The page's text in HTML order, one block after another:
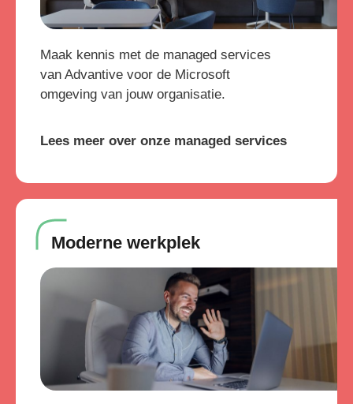
Maak kennis met de managed services
van Advantive voor de Microsoft
omgeving van jouw organisatie.
Lees meer over onze managed services
Moderne werkplek